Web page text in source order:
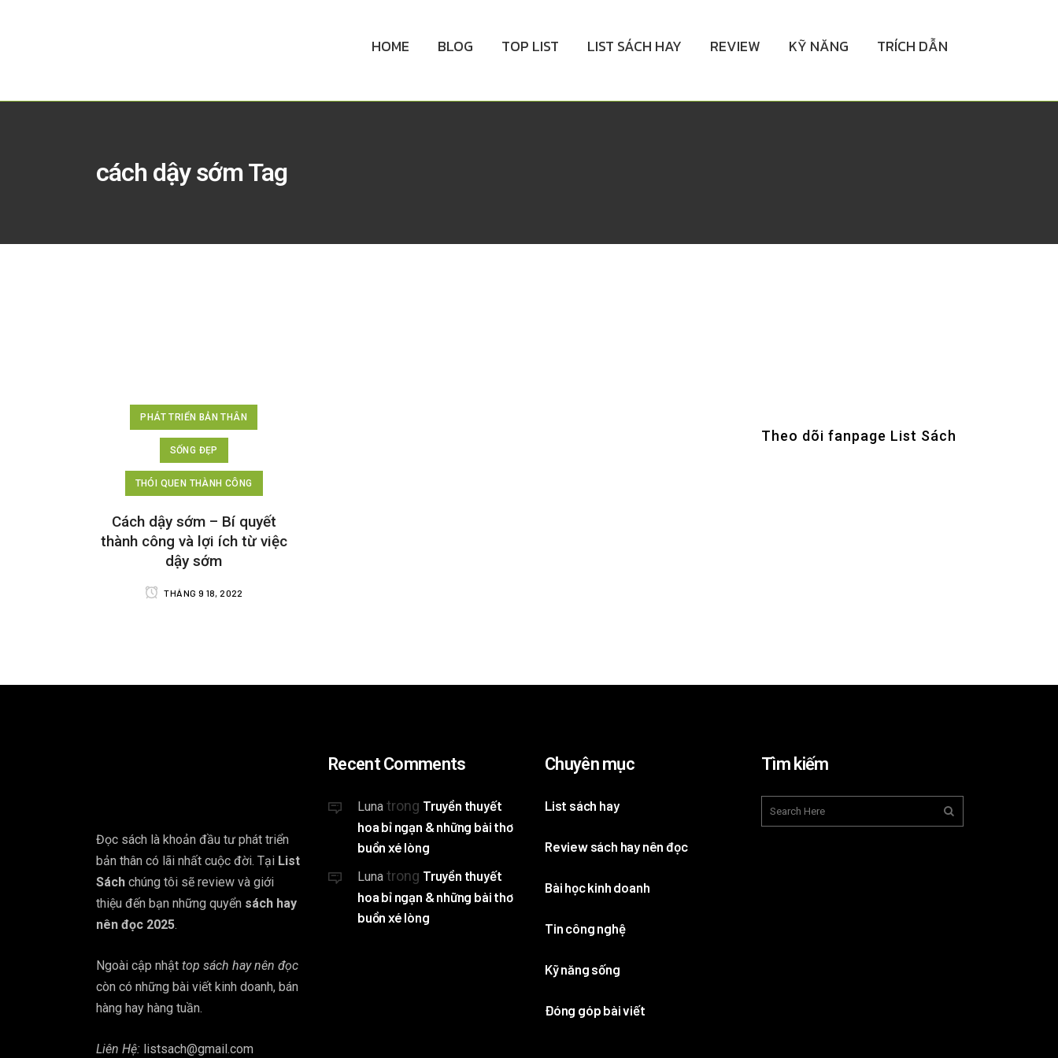
HOME BLOG TOP LIST LIST SÁCH HAY REVIEW KỸ NĂNG TRÍCH DẪN
cách dậy sớm Tag
PHÁT TRIỂN BẢN THÂN
SỐNG ĐẸP
THÓI QUEN THÀNH CÔNG
Cách dậy sớm – Bí quyết
thành công và lợi ích từ việc
dậy sớm
THÁNG 9 18, 2022
Theo dõi fanpage List Sách
Đọc sách là khoản đầu tư phát triển
bản thân có lãi nhất cuộc đời. Tại List
Sách chúng tôi sẽ review và giới
thiệu đến bạn những quyển sách hay
nên đọc 2025.
Ngoài cập nhật top sách hay nên đọc
còn có những bài viết kinh doanh, bán
hàng hay hàng tuần.
Liên Hệ: listsach@gmail.com
Recent Comments
Luna trong Truyền thuyết
hoa bỉ ngạn & những bài thơ
buồn xé lòng
Luna trong Truyền thuyết
hoa bỉ ngạn & những bài thơ
buồn xé lòng
Chuyên mục
List sách hay
Review sách hay nên đọc
Bài học kinh doanh
Tin công nghệ
Kỹ năng sống
Đóng góp bài viết
Tìm kiếm